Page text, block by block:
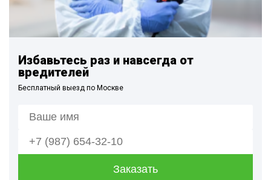
Избавьтесь раз и навсегда от
вредителей
Бесплатный выезд по Москве